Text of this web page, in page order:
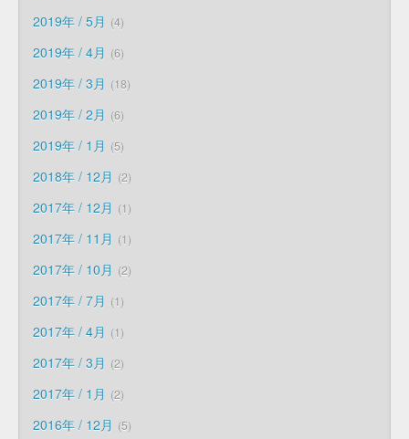
2019年 / 5月 4
2019年 / 4月 6
2019年 / 3月 18
2019年 / 2月 6
2019年 / 1月 5
2018年 / 12月 2
2017年 / 12月 1
2017年 / 11月 1
2017年 / 10月 2
2017年 / 7月 1
2017年 / 4月 1
2017年 / 3月 2
2017年 / 1月 2
2016年 / 12月 5